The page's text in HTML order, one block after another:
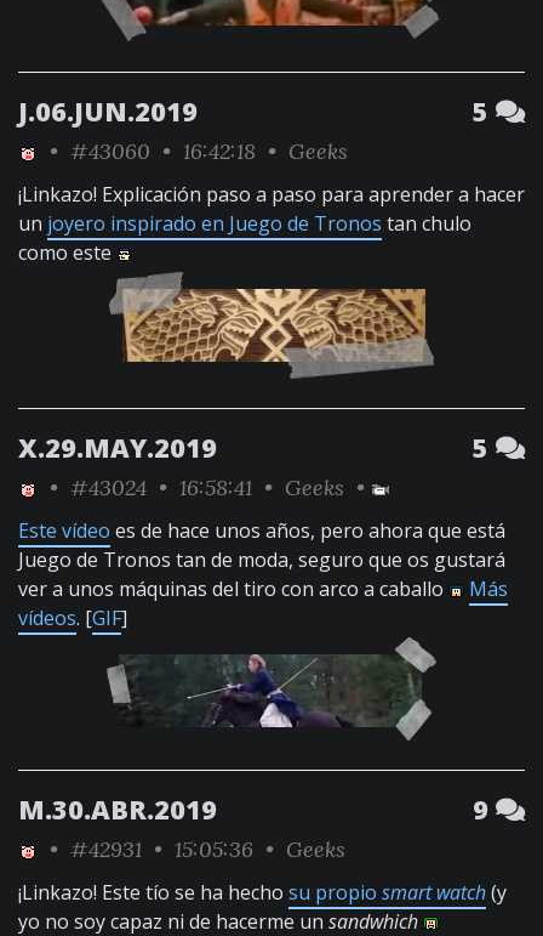
J.06.JUN.2019 5
• #43060 • 16:42:18 • Geeks
¡Linkazo! Explicación paso a paso para aprender a hacer
un joyero inspirado en Juego de Tronos tan chulo
como este
X.29.MAY.2019 5
• #43024 • 16:58:41 • Geeks •
Este vídeo es de hace unos años, pero ahora que está
Juego de Tronos tan de moda, seguro que os gustará
ver a unos máquinas del tiro con arco a caballo
Más
vídeos. [GIF]
M.30.ABR.2019 9
• #42931 • 15:05:36 • Geeks
¡Linkazo! Este tío se ha hecho su propio smart watch(y
yo no soy capaz ni de hacerme un sandwhich